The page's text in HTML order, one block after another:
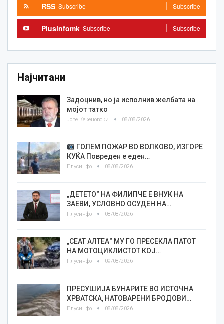
RSS Subscribe Subscribe
Plusinfomk Subscribe Subscribe
Најчитани
Задоцнив, но ја исполнив желбата на
мојот татко
Јове Кекеновски 08/08/2026
ГОЛЕМ ПОЖАР ВО ВОЛКОВО, ИЗГОРЕ
КУЌА Повреден е еден…
Плусинфо 08/08/2026
„ДЕТЕТО“ НА ФИЛИПЧЕ Е ВНУК НА
ЗАЕВИ, УСЛОВНО ОСУДЕН НА…
Плусинфо 08/08/2026
„СЕАТ АЛТЕА“ МУ ГО ПРЕСЕКЛА ПАТОТ
НА МОТОЦИКЛИСТОТ КОЈ…
Плусинфо 09/08/2026
ПРЕСУШИЈА БУНАРИТЕ ВО ИСТОЧНА
ХРВАТСКА, НАТОВАРЕНИ БРОДОВИ…
Плусинфо 08/08/2026